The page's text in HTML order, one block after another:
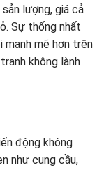
lượng, giá cả
Sự thống nhất
mạnh mẽ hơn trên
không lành
động không
như cung cầu,